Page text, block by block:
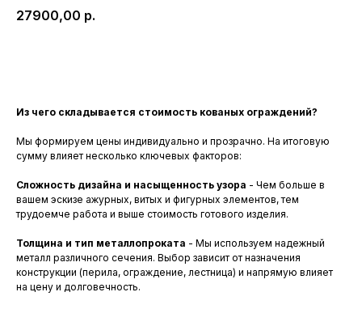
27900,00 р.
Из чего складывается стоимость кованых ограждений?
Мы формируем цены индивидуально и прозрачно. На итоговую
сумму влияет несколько ключевых факторов:
Сложность дизайна и насыщенность узора - Чем больше в
вашем эскизе ажурных, витых и фигурных элементов, тем
трудоемче работа и выше стоимость готового изделия.
Толщина и тип металлопроката - Мы используем надежный
металл различного сечения. Выбор зависит от назначения
конструкции (перила, ограждение, лестница) и напрямую влияет
на цену и долговечность.